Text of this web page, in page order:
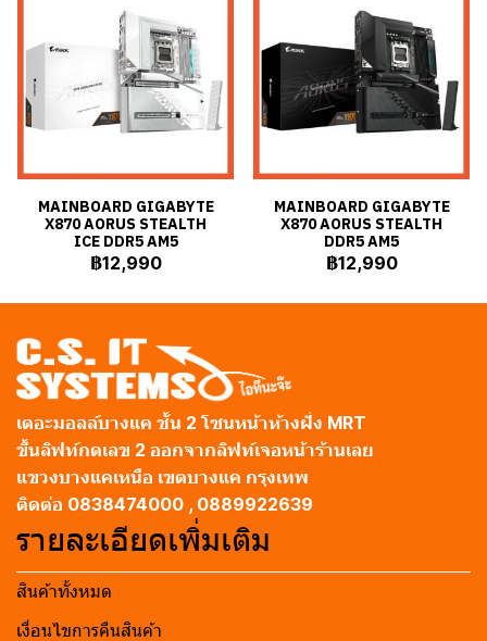
MAINBOARD GIGABYTE
X870 AORUS STEALTH
ICE DDR5 AM5
฿12,990
MAINBOARD GIGABYTE
X870 AORUS STEALTH
DDR5 AM5
฿12,990
เดอะมอลล์บางแค ชั้น 2 โซนหน้าห้างฝั่ง MRT
ขึ้นลิฟท์กดเลข 2 ออกจากลิฟท์เจอหน้าร้านเลย
แขวงบางแคเหนือ เขตบางแค กรุงเทพ
ติดต่อ 0838474000 , 0889922639
รายละเอียดเพิ่มเติม
สินค้าทั้งหมด
เงื่อนไขการคืนสินค้า